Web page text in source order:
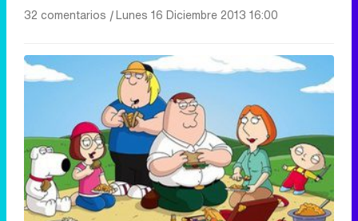
32 comentarios |Lunes 16 Diciembre 2013 16:00